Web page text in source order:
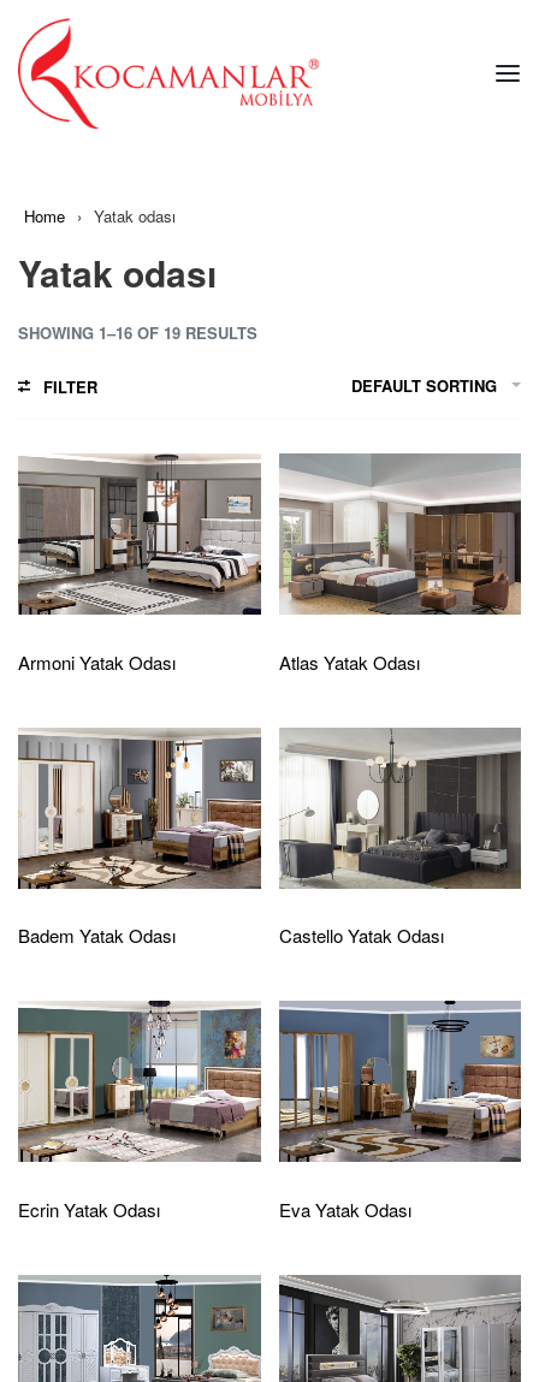
Home › Yatak odası
Yatak odası
SHOWING 1–16 OF 19 RESULTS
DEFAULT SORTING
FILTER
Armoni Yatak Odası Atlas Yatak Odası
Badem Yatak Odası Castello Yatak Odası
Ecrin Yatak Odası Eva Yatak Odası